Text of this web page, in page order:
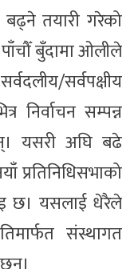
बढ्ने तयारी गरेको
पाँचौँ बुँदामा ओलीले
सर्वपक्षीय
निर्वाचन सम्पन्न
यसरी अघि बढे
प्रतिनिधिसभाको
छ। यसलाई धेरैले
संस्थागत